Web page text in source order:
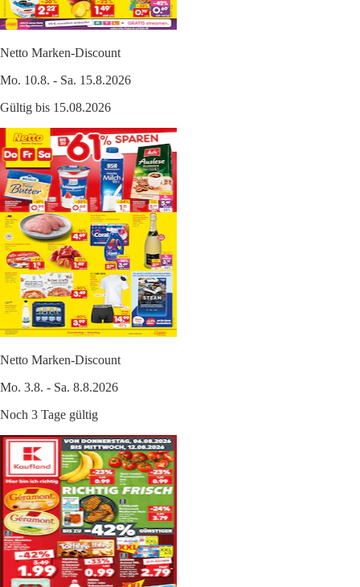
Netto Marken-Discount
Mo. 10.8. - Sa. 15.8.2026
Gültig bis 15.08.2026
Netto Marken-Discount
Mo. 3.8. - Sa. 8.8.2026
Noch 3 Tage gültig